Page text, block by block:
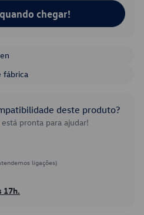
chegar!
fábrica
deste produto?
pronta para ajudar!
ligações)
17h.